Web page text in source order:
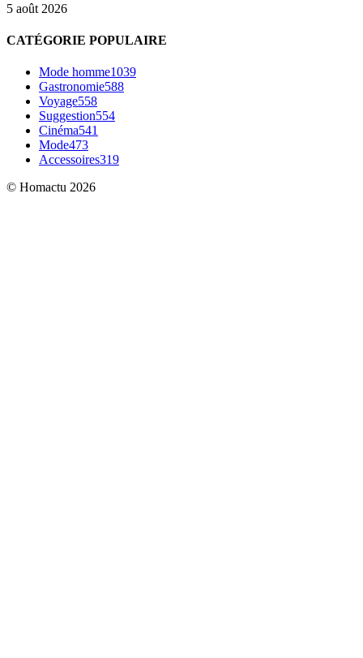
5 août 2026
CATÉGORIE POPULAIRE
Mode homme1039
Gastronomie588
Voyage558
Suggestion554
Cinéma541
Mode473
Accessoires319
© Homactu 2026